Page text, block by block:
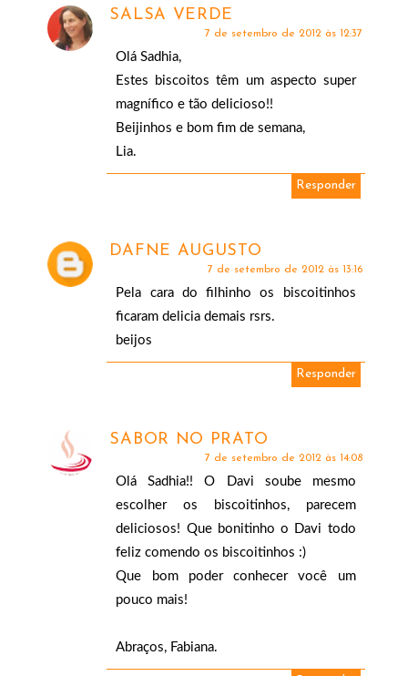
SALSA VERDE
7 de setembro de 2012 às 12:37
Olá Sadhia,
Estes biscoitos têm um aspecto super
magnífico e tão delicioso!!
Beijinhos e bom fim de semana,
Lia.
Responder
DAFNE AUGUSTO
7 de setembro de 2012 às 13:16
Pela cara do filhinho os biscoitinhos
ficaram delicia demais rsrs.
beijos
Responder
SABOR NO PRATO
7 de setembro de 2012 às 14:08
Olá Sadhia!! O Davi soube mesmo
escolher os biscoitinhos, parecem
deliciosos! Que bonitinho o Davi todo
feliz comendo os biscoitinhos :)
Que bom poder conhecer você um
pouco mais!
Abraços, Fabiana.